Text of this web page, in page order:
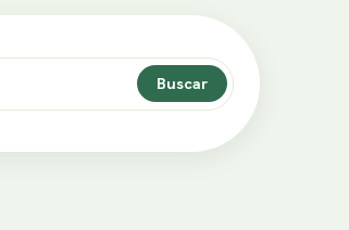
Buscar